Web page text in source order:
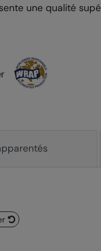
une qualité